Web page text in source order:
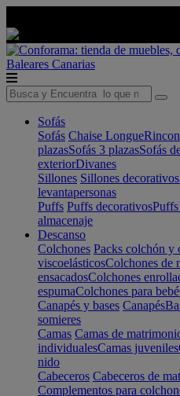
Baleares Canarias
Sofás
Sofás Chaise Longue
plazasSofás 3 plazasSofás
exteriorDivanes
Sillones Sillones decorativos
levantapersonas
Puffs Puffs decorativosPuffs
almacenaje
Descanso
Colchones Packs colchón y
viscoelásticosColchones de
ensacadosColchones
espumaColchones para bebé
Canapés y bases Canapés
somieres
Camas Camas de
individualesCamas juveniles
nido
Cabeceros Cabeceros de
Complementos para